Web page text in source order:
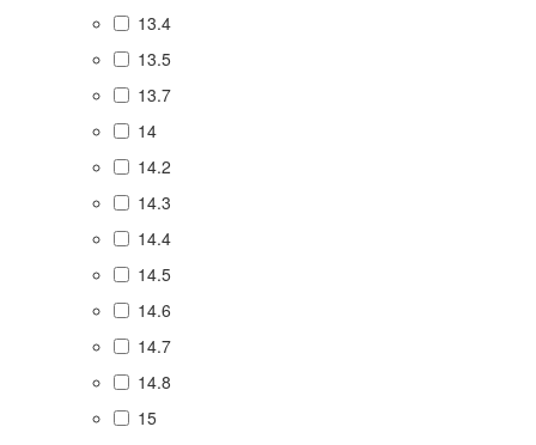
13.4
13.5
13.7
14
14.2
14.3
14.4
14.5
14.6
14.7
14.8
15